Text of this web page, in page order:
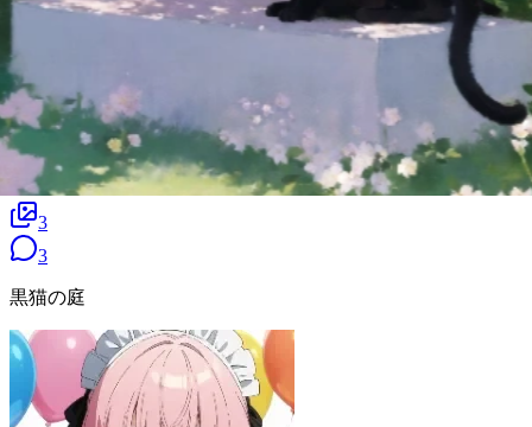
3
3
黒猫の庭